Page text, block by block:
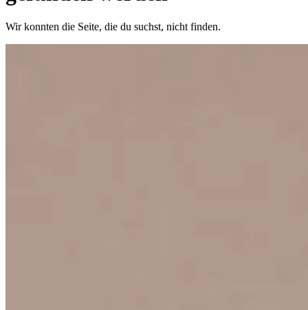
Wir konnten die Seite, die du suchst, nicht finden.